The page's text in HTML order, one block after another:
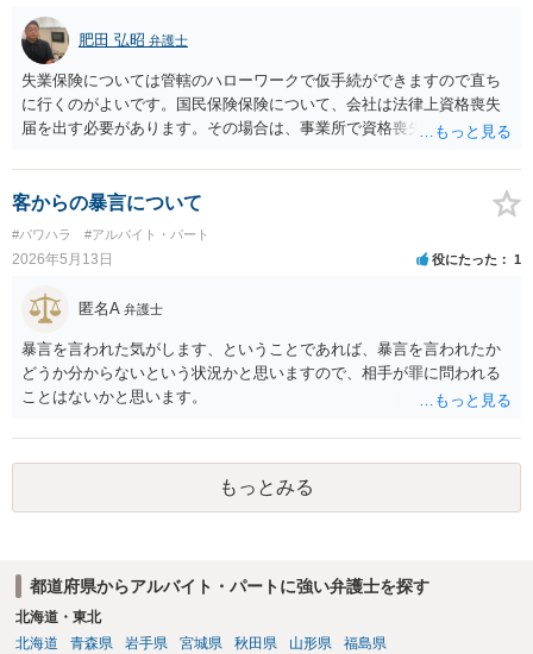
肥田 弘昭 弁護士
失業保険については管轄のハローワークで仮手続ができますので直ち
に行くのがよいです。国民保険保険について、会社は法律上資格喪失
届を出す必要があります。その場合は、事業所で資格喪失証明書を取
と柔軟に対応して貰える場合があります。ご参考にしてください。
客からの暴言について
#パワハラ #アルバイト・パート
2026年5月13日 役にたった 1
匿名A 弁護士
暴言を言われた気がします、ということであれば、暴言を言われたか
どうか分からないという状況かと思いますので、相手が罪に問われる
ことはないかと思います。
もっとみる
都道府県からアルバイト・パートに強い弁護士を探す
北海道・東北
北海道
青森県 岩手県 宮城県 秋田県 山形県 福島県